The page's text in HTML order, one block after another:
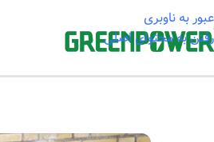
عبور به ناوبری
رفتن به محتوای اصلی